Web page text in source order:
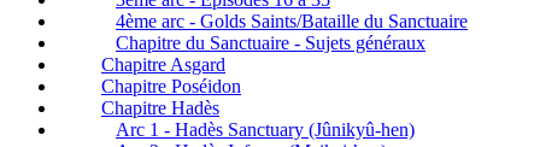
4ème arc - Golds Saints/Bataille du Sanctuaire
Chapitre du Sanctuaire - Sujets généraux
Chapitre Asgard
Chapitre Poséidon
Chapitre Hadès
Arc 1 - Hadès Sanctuary (Jûnikyû-hen)